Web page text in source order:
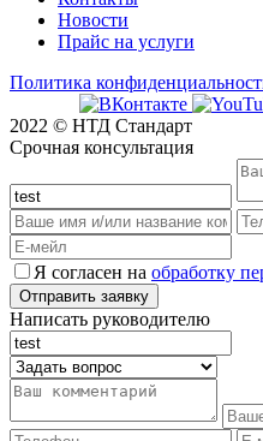
Новости
Прайс на услуги
Политика
2022 © НТД Стандарт
Срочная консультация
Я согласен на обработку
Написать руководителю